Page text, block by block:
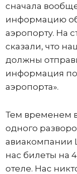
сначала
информацию
аэропорту. На
сказали, что
должны
информация
аэропорта».
Тем временем
одного
авиакомпании
нас билеты на
отеле. Нас